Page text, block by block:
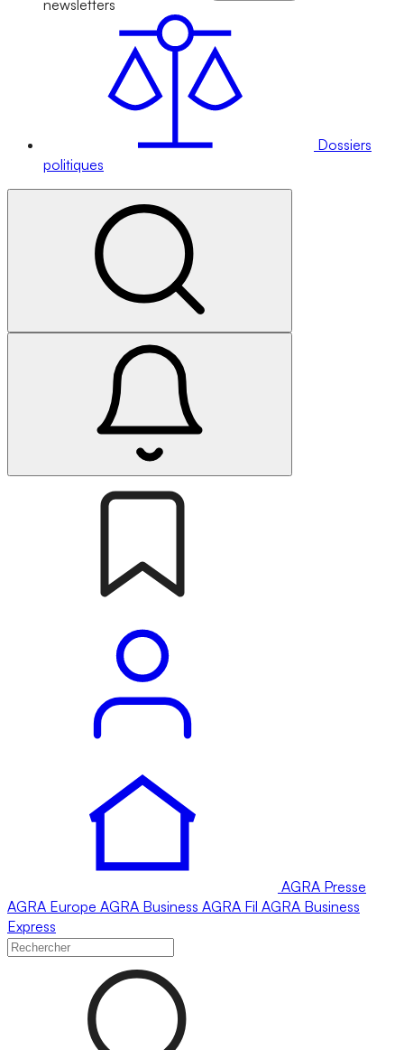
newsletters
Dossiers
politiques
AGRA Presse
AGRA Europe AGRA Business AGRA Fil AGRA Business
Express